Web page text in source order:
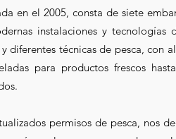
en el 2005, consta de siete
instalaciones y tecnologías
diferentes técnicas de pesca, con
para productos frescos
permisos de pesca, nos